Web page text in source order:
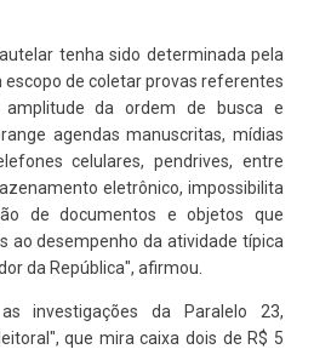
tenha sido determinada pela
de coletar provas referentes
da ordem de busca e
agendas manuscritas, mídias
celulares, pendrives, entre
eletrônico, impossibilita
de documentos e objetos que
ao desempenho da atividade típica
da República", afirmou.
investigações da Paralelo 23,
que mira caixa dois de R$ 5